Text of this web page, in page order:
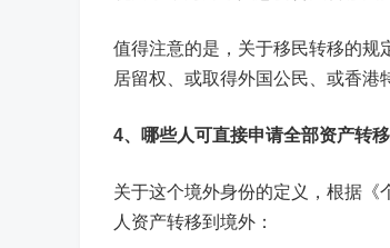
值得注意的是，关于移民转移的规
居留权、或取得外国公民、或香港
4、 哪些人可直接申请全部资产转
关于这个境外身份的定义，根据《
人资产转移到境外：